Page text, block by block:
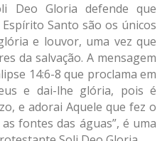
Deo Gloria defende que
Santo são os únicos
e louvor, uma vez que
da salvação. A mensagem
14:6-8 que proclama em
e dai-lhe glória, pois é
e adorai Aquele que fez o
fontes das águas”, é uma